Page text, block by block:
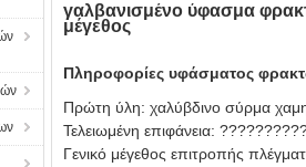
γαλβανισμένο ύφασμα
μέγεθος
Πληροφορίες υφάσματος
Πρώτη ύλη: χαλύβδινο σύρμα
Τελειωμένη επιφάνεια:
Γενικό μέγεθος επιτροπής